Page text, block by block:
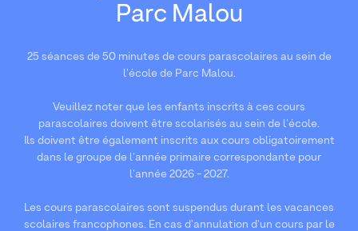
Parc Malou
25 séances de 50 minutes de cours parascolaires au sein de
l'école de Parc Malou.
Veuillez noter que les enfants inscrits à ces cours
parascolaires doivent être scolarisés au sein de l'école.
Ils doivent être également inscrits aux cours obligatoirement
dans le groupe de l'année primaire correspondante pour
l'année 2026 - 2027.
Les cours parascolaires sont suspendus durant les vacances
scolaires francophones. En cas d'annulation d'un cours par le